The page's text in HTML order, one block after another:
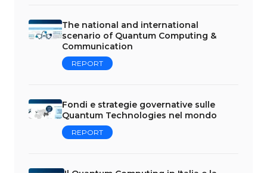
The national and international
scenario of Quantum Computing &
Communication
REPORT
Fondi e strategie governative sulle
Quantum Technologies nel mondo
REPORT